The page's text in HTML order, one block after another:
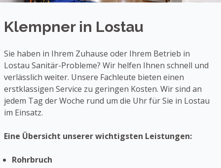
Klempner in Lostau
Sie haben in Ihrem Zuhause oder Ihrem Betrieb in
Lostau Sanitär-Probleme? Wir helfen Ihnen schnell und
verlässlich weiter. Unsere Fachleute bieten einen
erstklassigen Service zu geringen Kosten. Wir sind an
jedem Tag der Woche rund um die Uhr für Sie in Lostau
im Einsatz.
Eine Übersicht unserer wichtigsten Leistungen:
Rohrbruch